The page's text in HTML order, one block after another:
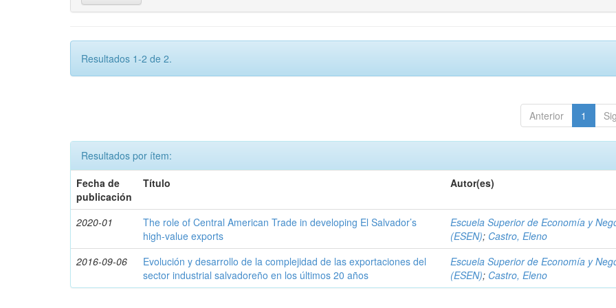
Resultados 1-2 de 2.
Anterior 1
Resultados por ítem:
Fecha de
publicación
Título Autor(es)
2020-01
The role of Central American Trade in developing El Salvador’s
high-value exports
Escuela Superior de Economía y
(ESEN); Castro, Eleno
2016-09-06
Evolución y desarrollo de la complejidad de las exportaciones del
sector industrial salvadoreño en los últimos 20 años
Escuela Superior de Economía y
(ESEN); Castro, Eleno